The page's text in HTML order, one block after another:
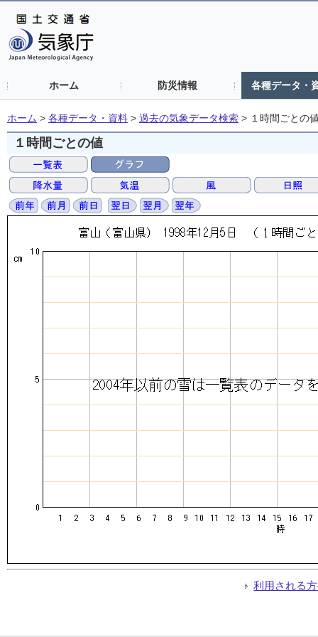
ホーム 防災情報 各種データ・
ホーム > 各種データ・資料 > 過去の気象データ検索 > １時間ごとの
１時間ごとの値
利用される